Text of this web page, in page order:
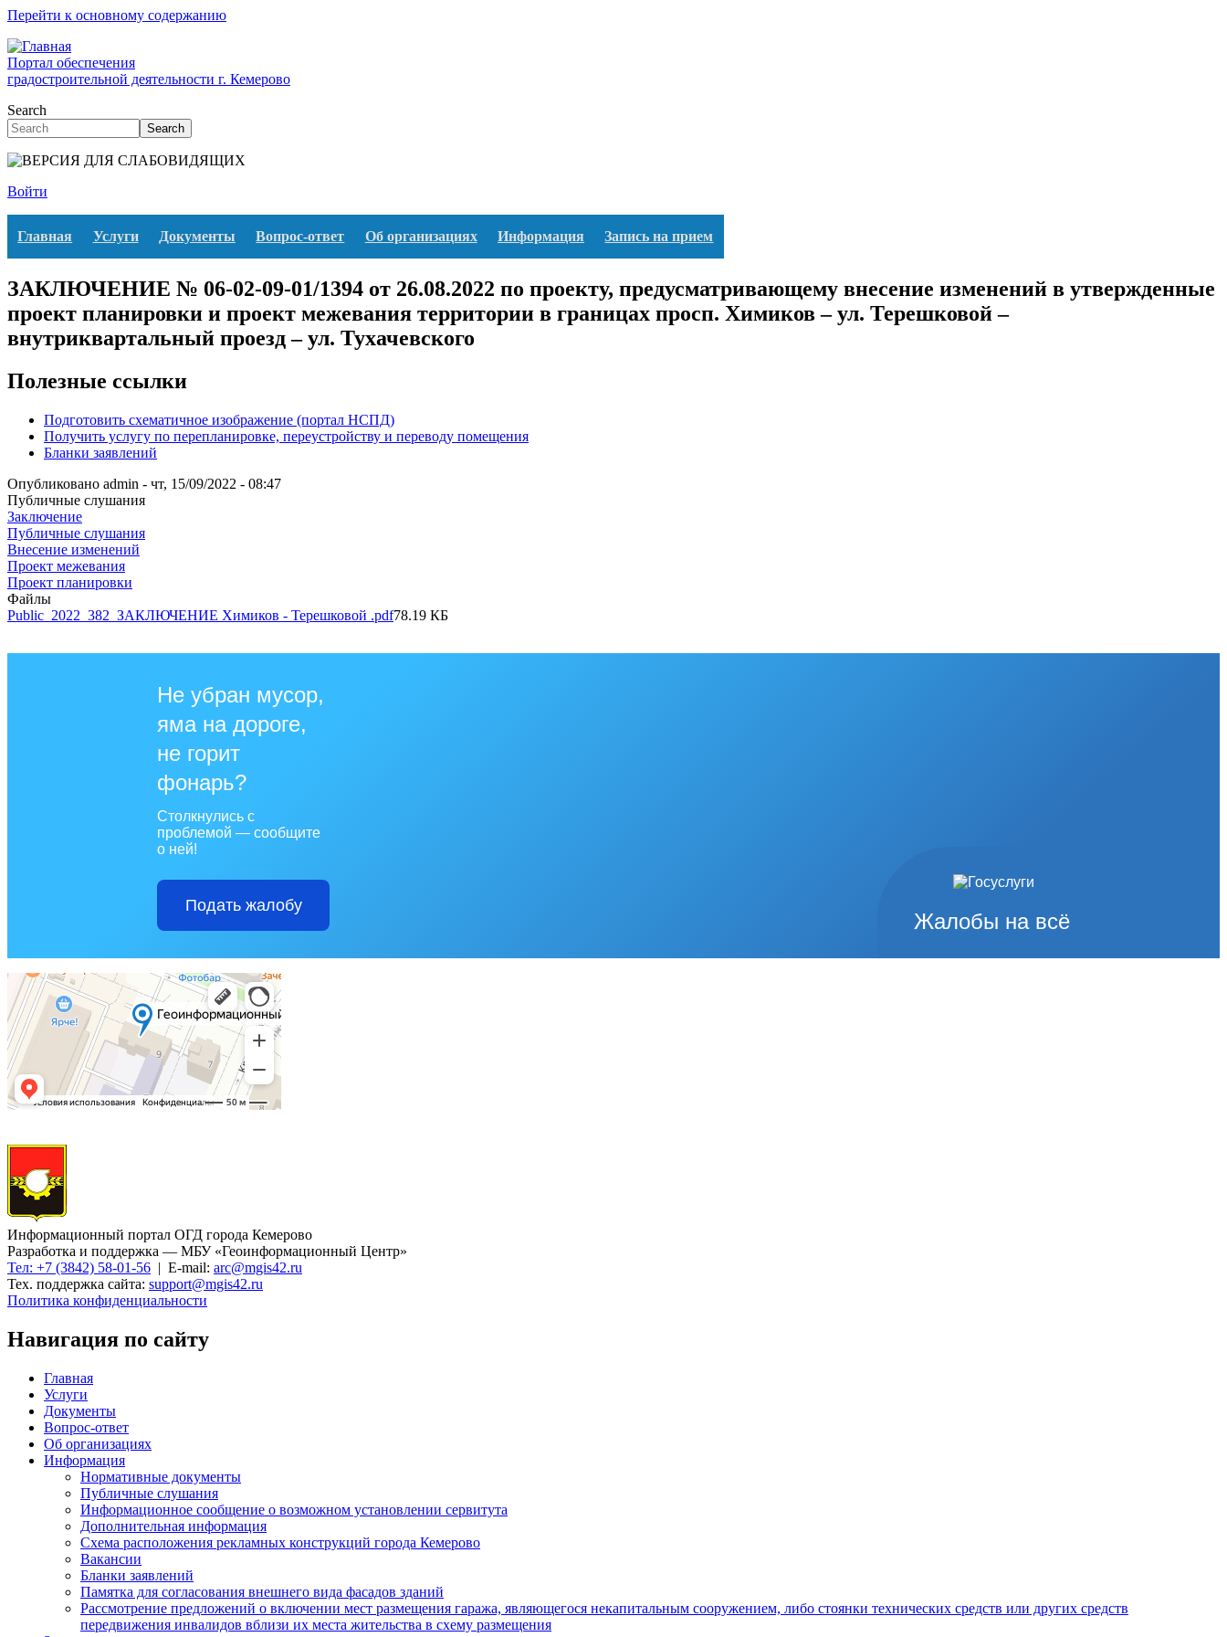
Перейти к основному содержанию
Портал обеспечения
градостроительной деятельности г. Кемерово
Search
Search
Войти
Главная Услуги Документы Вопрос-ответ Об организациях Информация Запись на прием
ЗАКЛЮЧЕНИЕ № 06-02-09-01/1394 от 26.08.2022 по проекту, предусматривающему внесение изменений в утвержденные
проект планировки и проект межевания территории в границах просп. Химиков – ул. Терешковой –
внутриквартальный проезд – ул. Тухачевского
Полезные ссылки
Подготовить схематичное изображение (портал НСПД)
Получить услугу по перепланировке, переустройству и переводу помещения
Бланки заявлений
Опубликовано admin - чт, 15/09/2022 - 08:47
Публичные слушания
Заключение
Публичные слушания
Внесение изменений
Проект межевания
Проект планировки
Файлы
Public_2022_382_ЗАКЛЮЧЕНИЕ Химиков - Терешковой .pdf78.19 КБ
Жалобы на всё
Не убран мусор,
яма на дороге,
не горит
фонарь?
Столкнулись с
проблемой — сообщите
о ней!
Подать жалобу
Информационный портал ОГД города Кемерово
Разработка и поддержка — МБУ «Геоинформационный Центр»
Тел: +7 (3842) 58-01-56 | E-mail: arc@mgis42.ru
Тех. поддержка сайта: support@mgis42.ru
Политика конфиденциальности
Навигация по сайту
Главная
Услуги
Документы
Вопрос-ответ
Об организациях
Информация
Нормативные документы
Публичные слушания
Информационное сообщение о возможном установлении сервитута
Дополнительная информация
Схема расположения рекламных конструкций города Кемерово
Вакансии
Бланки заявлений
Памятка для согласования внешнего вида фасадов зданий
Рассмотрение предложений о включении мест размещения гаража, являющегося некапитальным сооружением, либо стоянки технических средств или других средств
передвижения инвалидов вблизи их места жительства в схему размещения